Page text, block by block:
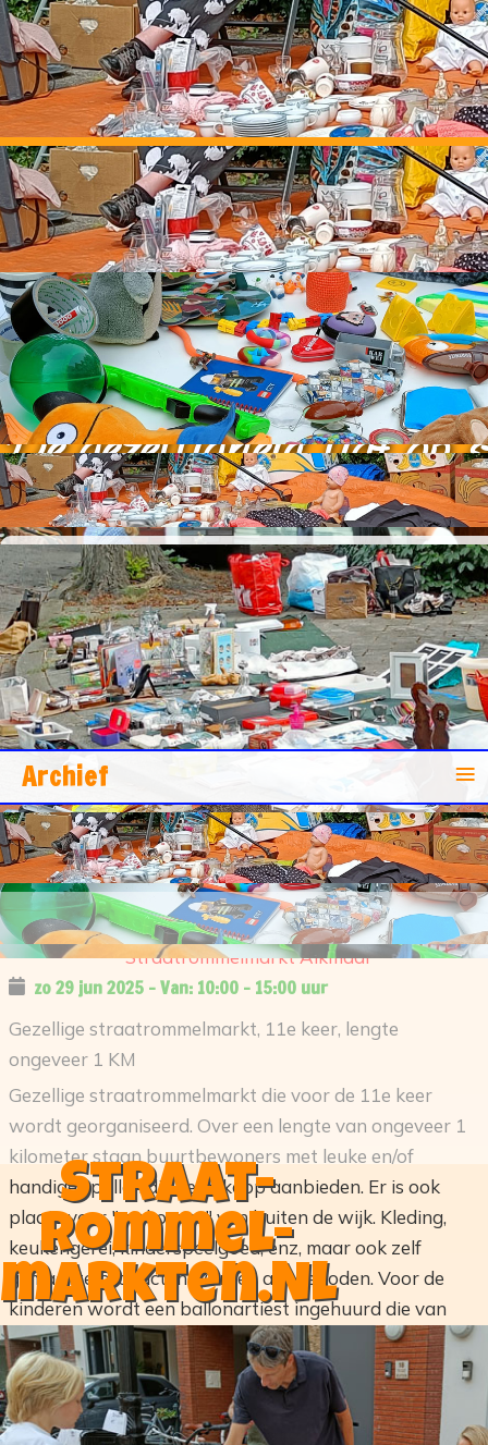
De gezelligheid ligt op
De gezelligheid ligt op straat!
Straat-
rommel-
markten.NL
Archief ≡
Toevoegen aan je agenda
Havikweg/Albatrosweg
Straatrommelmarkt Alkmaar
zo 29 jun 2025 10:00 - 15:00
Gezellige straatrommelmarkt, 11e keer, lengte
ongeveer 1 KM
Gezellige straatrommelmarkt die voor de 11e keer
wordt georganiseerd. Over een lengte van ongeveer 1
kilometer staan buurtbewoners met leuke en/of
handige spullen die ze te koop aanbieden. Er is ook
plaats voor "verkopers" van buiten de wijk. Kleding,
keukengerei, kinderspeelgoed, enz, maar ook zelf
gemaakte producten worden aangeboden. Voor de
kinderen wordt een ballonartiest ingehuurd die van
10.00 tot 13.00 uur aanwezig zal zijn. De markt begint
om 10.00 uur en eindigt om 15.00 uur. Voor vragen of
meer informatie zie onze
Facebookpagina:www.facebook.com/